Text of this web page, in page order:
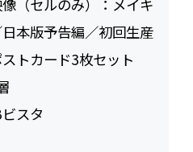
（セルのみ）：メイキ
本版予告編／初回生産
トカード3枚セット
スタ